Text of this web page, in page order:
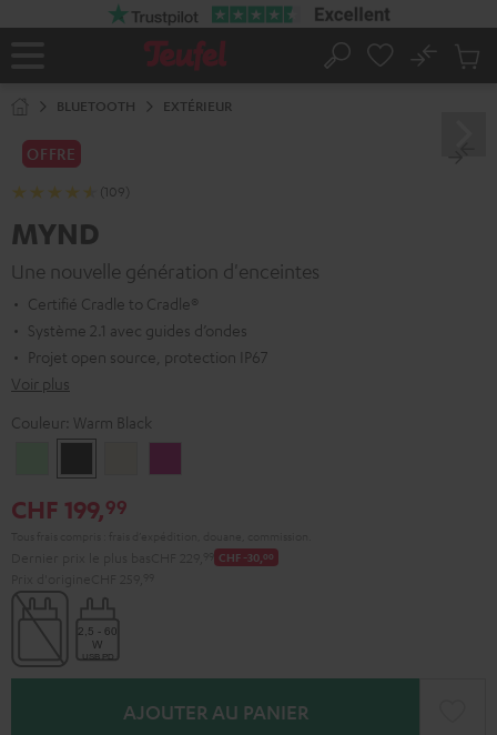
Page
Rechercher
No
BLUETOOTH EXTÉRIEUR
OFFRE
(109)
MYND
Une nouvelle génération d'enceintes
Certifié Cradle to Cradle®
Système 2.1 avec guides d’ondes
Projet open source, protection IP67
Voir plus
Couleur: Warm Black
Mint
Black
White
CHF 199,99
CHF -30,00
AJOUTER AU PANIER